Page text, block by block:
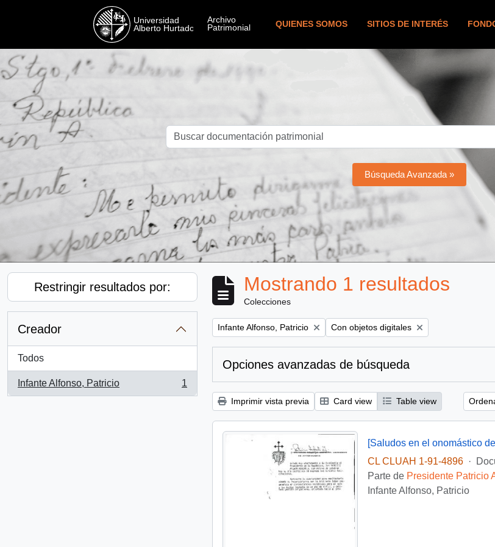
QUIENES SOMOS SITIOS DE INTERÉS
Búsqueda Avanzada »
Restringir resultados por:
Creador
Todos
Infante Alfonso, Patricio
, 1 resultados
1
Mostrando 1 resultados
Colecciones
Remove filter:
Infante Alfonso, Patricio Remove filter:
Con objetos digitales
Opciones avanzadas de búsqueda
Imprimir vista previa Card view Table view
[Saludos en el onomástico
CL CLUAH 1-91-4896
·
Parte de Presidente Patricio
Infante Alfonso, Patricio